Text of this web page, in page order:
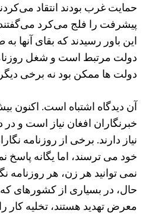
حمایت غرب بودند انتقاد
پیشرفت را فلج می‌کرد می‌گفتند،
این باور رسیدند که بقای آنها به‌
دولت مرتبط است و شغل
دولت ها ممکن بود نه برخی
آن دیدگاه اشتباه است. اکنون
خبرنگاران افغان نیاز است و
نیاز دارند. برخی از روزنامه
خود می ترسند، اما یگانه پاسخ
نمی توانید هر زن، هر روزنامه
حال، در بسیاری از کشورهای که
معرض تهدید هستند، تخلیه کار